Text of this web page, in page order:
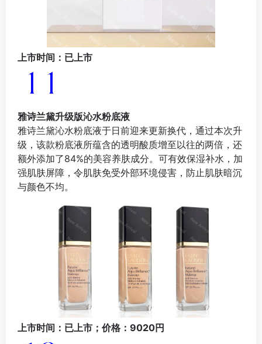
上市时间：已上市
雅诗兰黛升级版沁水粉底液
雅诗兰黛沁水粉底液于日前迎来更新换代，通过本次升
级，该款粉底液所蕴含的透明酸质增至以往的两倍，还
额外添加了84%的美容养肤成分。可有效保湿补水，加
强肌肤屏障，令肌肤免受外部环境侵害，防止肌肤暗沉
与颜色不均。
上市时间：已上市；价格：9020円